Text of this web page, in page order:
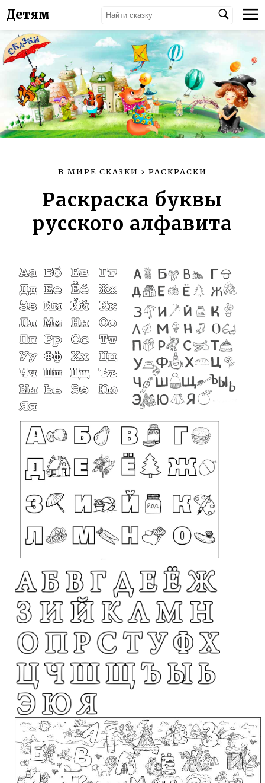
Детям
В МИРЕ СКАЗКИ › РАСКРАСКИ
Раскраска буквы
русского алфавита